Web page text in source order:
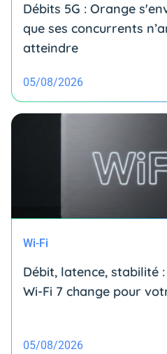
Débits 5G : Orange
que ses concurrents
atteindre
05/08/2026
Wi-Fi
Débit, latence, stabilité
Wi-Fi 7 change pour
05/08/2026